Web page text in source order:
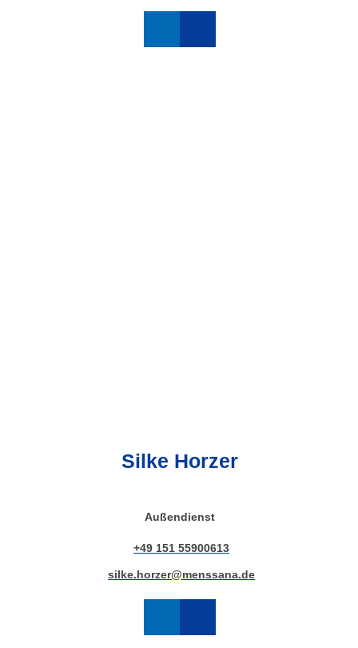
Silke Horzer
Außendienst
+49 151 55900613
silke.horzer@menssana.de